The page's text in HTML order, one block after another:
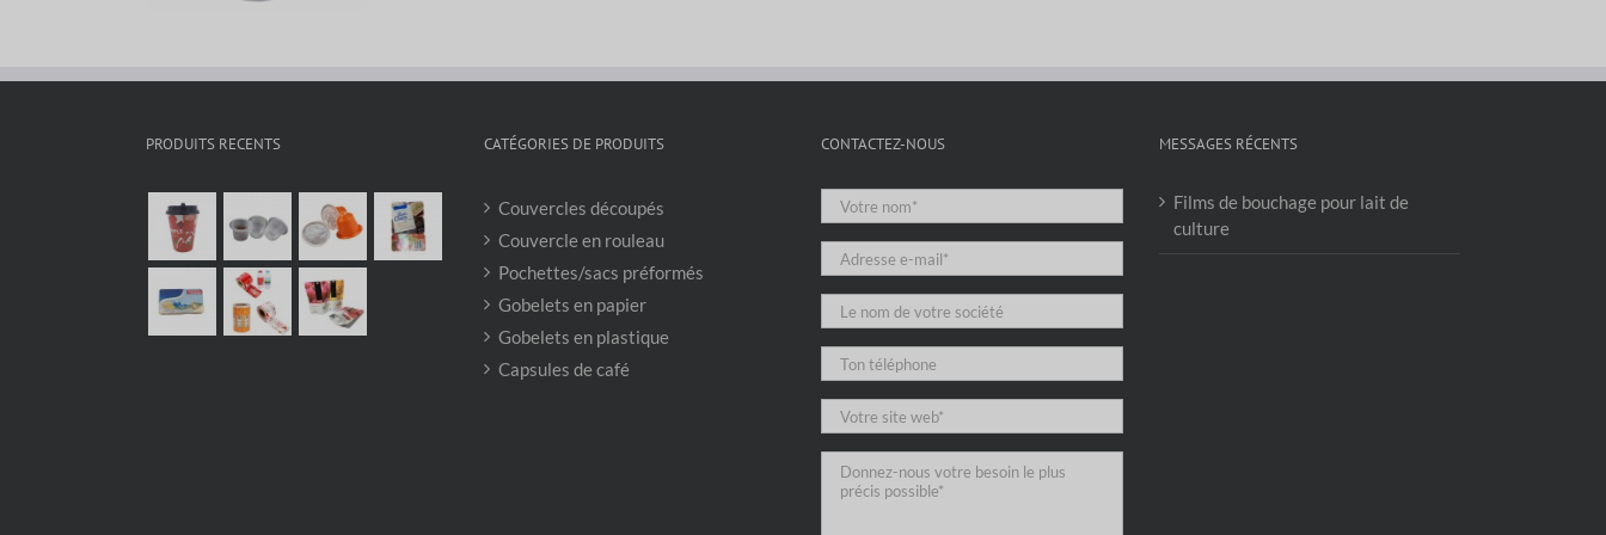
PRODUITS RECENTS CATÉGORIES DE PRODUITS
Couvercles découpés
Couvercle en rouleau
Pochettes/sacs préformés
Gobelets en papier
Gobelets en plastique
Capsules de café
CONTACTEZ-NOUS MESSAGES RÉCENTS
Films de bouchage pour lait de
culture